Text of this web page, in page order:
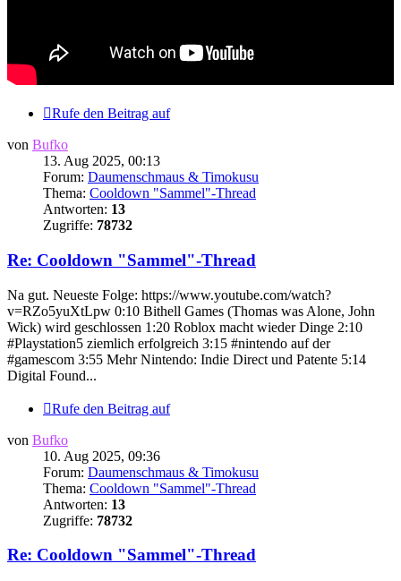
Rufe den Beitrag auf
von Bufko
13. Aug 2025, 00:13
Forum: Daumenschmaus & Timokusu
Thema: Cooldown "Sammel"-Thread
Antworten: 13
Zugriffe: 78732
Re: Cooldown "Sammel"-Thread
Na gut. Neueste Folge: https://www.youtube.com/watch?
v=RZo5yuXtLpw 0:10 Bithell Games (Thomas was Alone, John
Wick) wird geschlossen 1:20 Roblox macht wieder Dinge 2:10
#Playstation5 ziemlich erfolgreich 3:15 #nintendo auf der
#gamescom 3:55 Mehr Nintendo: Indie Direct und Patente 5:14
Digital Found...
Rufe den Beitrag auf
von Bufko
10. Aug 2025, 09:36
Forum: Daumenschmaus & Timokusu
Thema: Cooldown "Sammel"-Thread
Antworten: 13
Zugriffe: 78732
Re: Cooldown "Sammel"-Thread